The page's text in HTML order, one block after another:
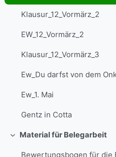
Klausur_12_Vormärz_2
EW_12_Vormärz_2
Klausur_12_Vormärz_3
Ew_1. Mai
Gentz in Cotta
Свернуть
Material für Belegarbeit